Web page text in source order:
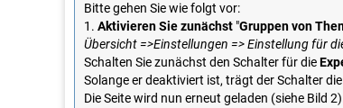
Bitte gehen Sie wie folgt vor:
1. Aktivieren Sie zunächst "Gruppen von
Übersicht =>Einstellungen => Einstellung für
Schalten Sie zunächst den Schalter für die
Solange er deaktiviert ist, trägt der Schalter
Die Seite wird nun erneut geladen (siehe Bild